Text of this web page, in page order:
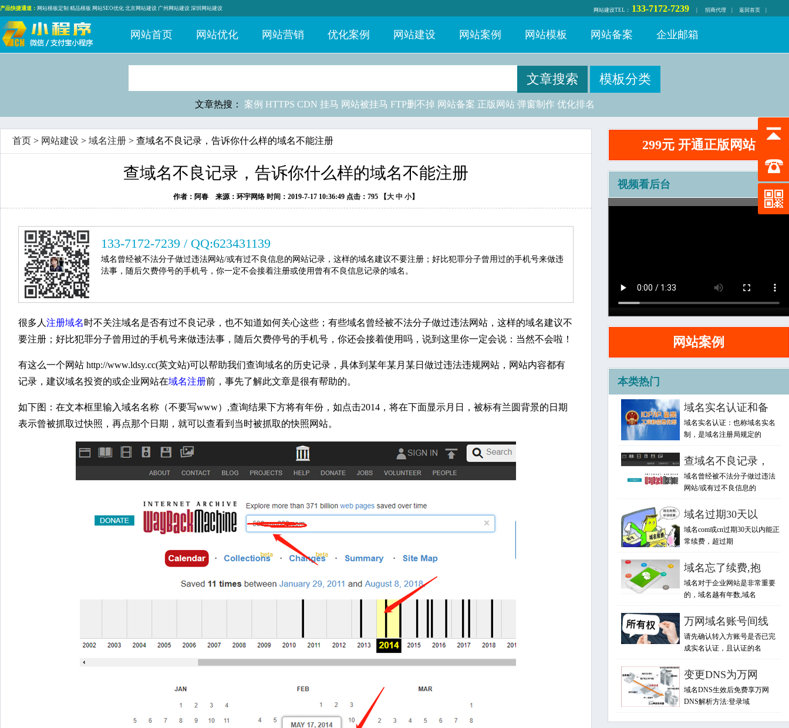
产品快捷通道： 网站模板定制 精品模板 网站SEO优化 北京网站建设 广州网站建设 深圳网站建设 网站建设TEL： 133-7172-7239 招商代理 返回首页
网站首页 网站优化 网站营销 优化案例 网站建设 网站案例 网站模板 网站备案 企业邮箱
关注
文章热搜： 案例 HTTPS CDN 挂马 网站被挂马 FTP删不掉 网站备案 正版网站 弹窗制作 优化排名
首页 > 网站建设 > 域名注册 > 查域名不良记录，告诉你什么样的域名不能注册
查域名不良记录，告诉你什么样的域名不能注册
作者：阿春 来源：环宇网络 时间：2019-7-17 10:36:49 点击： 795 【大 中 小】
133-7172-7239 / QQ:623431139
域名曾经被不法分子做过违法网站/或有过不良信息的网站记录，这样的域名建议不要注册；好比犯罪分子曾用过的手机号来做违
法事，随后欠费停号的手机号，你一定不会接着注册或使用曾有不良信息记录的域名。
很多人 注册域名时不关注域名是否有过不良记录，也不知道如何关心这些；有些域名曾经被不法分子做过违法网站，这样的域名建议不
要注册；好比犯罪分子曾用过的手机号来做违法事，随后欠费停号的手机号，你还会接着使用吗，说到这里你一定会说：当然不会啦！
有这么一个网站 http://www.ldsy.cc(英文站)可以帮助我们查询域名的历史记录，具体到某年某月某日做过违法违规网站，网站内容都有
记录，建议域名投资的或企业网站在域名注册前，事先了解此文章是很有帮助的。
如下图：在文本框里输入域名名称（不要写www）,查询结果下方将有年份，如点击2014，将在下面显示月日，被标有兰圆背景的日期
表示曾被抓取过快照，再点那个日期，就可以查看到当时被抓取的快照网站。
299元 开通正版网站
视频看后台
网站案例
本类热门
域名实名认证和备
域名实名认证：也称域名实名
制，是域名注册局规定的
查域名不良记录，
域名曾经被不法分子做过违法
网站/或有过不良信息的
域名过期30天以
域名com或cn过期30天以内能正
常续费，超过期
域名忘了续费,抱
域名对于企业网站是非常重要
的，域名越有年数,域名
万网域名账号间线
请先确认转入方账号是否已完
成实名认证，且认证的名
变更DNS为万网
域名DNS生效后免费享万网
DNS解析方法:登录域